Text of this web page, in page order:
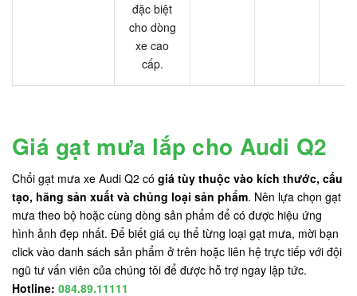
đặc biệt
cho dòng
xe cao
cấp.
Giá gạt mưa lắp cho Audi Q2
Chổi gạt mưa xe Audi Q2 có giá tùy thuộc vào kích thước, cấu
tạo, hãng sản xuất và chủng loại sản phẩm. Nên lựa chọn gạt
mưa theo bộ hoặc cùng dòng sản phẩm để có được hiệu ứng
hình ảnh đẹp nhất. Để biết giá cụ thể từng loại gạt mưa, mời bạn
click vào danh sách sản phẩm ở trên hoặc liên hệ trực tiếp với đội
ngũ tư vấn viên của chúng tôi để được hỗ trợ ngay lập tức.
Hotline: 084.89.11111